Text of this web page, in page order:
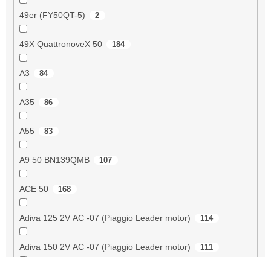
49er (FY50QT-5) 2
49X QuattronoveX 50 184
A3 84
A35 86
A55 83
A9 50 BN139QMB 107
ACE 50 168
Adiva 125 2V AC -07 (Piaggio Leader motor) 114
Adiva 150 2V AC -07 (Piaggio Leader motor) 111